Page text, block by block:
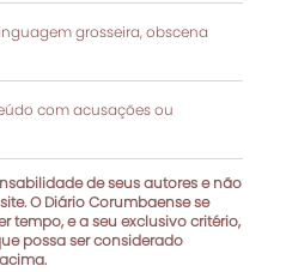
grosseira, obscena
com acusações ou
de seus autores e não
O Diário Corumbaense se
tempo, e a seu exclusivo critério,
possa ser considerado